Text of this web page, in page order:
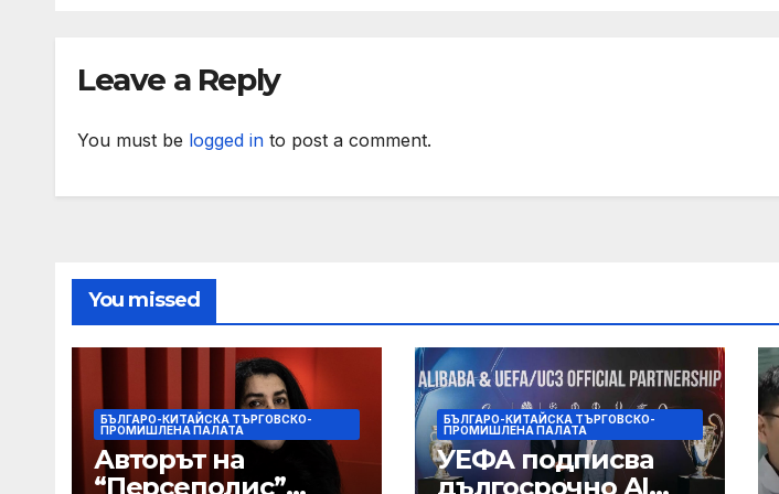
Leave a Reply
You must be logged in to post a comment.
You missed
БЪЛГАРО-КИТАЙСКА ТЪРГОВСКО-
ПРОМИШЛЕНА ПАЛАТА
Авторът на
“Персеполис”
БЪЛГАРО-КИТАЙСКА ТЪРГОВСКО-
ПРОМИШЛЕНА ПАЛАТА
УЕФА подписва
дългосрочно AI